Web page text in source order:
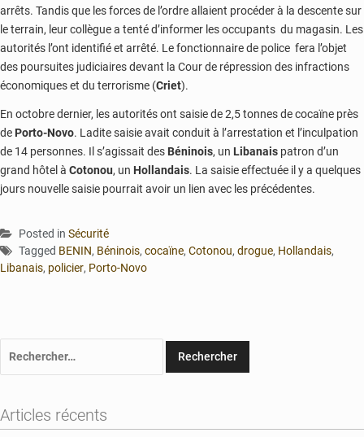
arrêts. Tandis que les forces de l’ordre allaient procéder à la descente sur
le terrain, leur collègue a tenté d’informer les occupants du magasin. Les
autorités l’ont identifié et arrêté. Le fonctionnaire de police fera l’objet
des poursuites judiciaires devant la Cour de répression des infractions
économiques et du terrorisme (Criet).
En octobre dernier, les autorités ont saisie de 2,5 tonnes de cocaïne près
de Porto-Novo. Ladite saisie avait conduit à l’arrestation et l’inculpation
de 14 personnes. Il s’agissait des Béninois, un Libanais patron d’un
grand hôtel à Cotonou, un Hollandais. La saisie effectuée il y a quelques
jours nouvelle saisie pourrait avoir un lien avec les précédentes.
Posted in Sécurité
Tagged BENIN, Béninois, cocaïne, Cotonou, drogue, Hollandais,
Libanais, policier, Porto-Novo
Articles récents